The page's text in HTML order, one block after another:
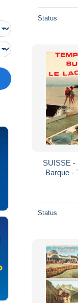
Status
SUISSE -
Barque -
Status